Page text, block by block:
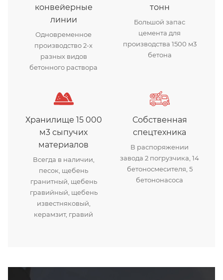
конвейерные
линии
Одновременное
производство 2-х
разных видов
бетонного раствора
тонн
Большой запас
цемента для
производства 1500 м3
бетона
Хранилище 15 000
м3 сыпучих
материалов
Всегда в наличии,
песок, щебень
гранитный, щебень
гравийный, щебень
известняковый,
керамзит, гравий
Собственная
спецтехника
В распоряжении
завода 2 погрузчика, 14
бетоносмесителя, 5
бетононасоса